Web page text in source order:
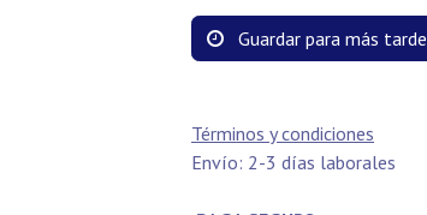
Guardar para más tarde
Términos y condiciones
Envío: 2-3 días laborales